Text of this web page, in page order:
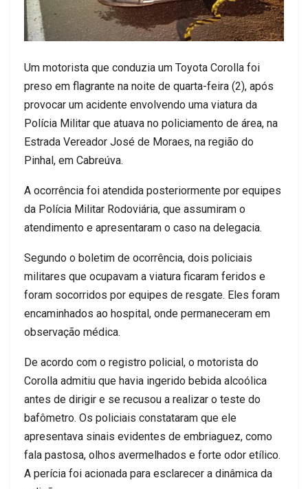
Um motorista que conduzia um Toyota Corolla foi
preso em flagrante na noite de quarta-feira (2), após
provocar um acidente envolvendo uma viatura da
Polícia Militar que atuava no policiamento de área, na
Estrada Vereador José de Moraes, na região do
Pinhal, em Cabreúva.
A ocorrência foi atendida posteriormente por equipes
da Polícia Militar Rodoviária, que assumiram o
atendimento e apresentaram o caso na delegacia.
Segundo o boletim de ocorrência, dois policiais
militares que ocupavam a viatura ficaram feridos e
foram socorridos por equipes de resgate. Eles foram
encaminhados ao hospital, onde permaneceram em
observação médica.
De acordo com o registro policial, o motorista do
Corolla admitiu que havia ingerido bebida alcoólica
antes de dirigir e se recusou a realizar o teste do
bafômetro. Os policiais constataram que ele
apresentava sinais evidentes de embriaguez, como
fala pastosa, olhos avermelhados e forte odor etílico.
A perícia foi acionada para esclarecer a dinâmica da